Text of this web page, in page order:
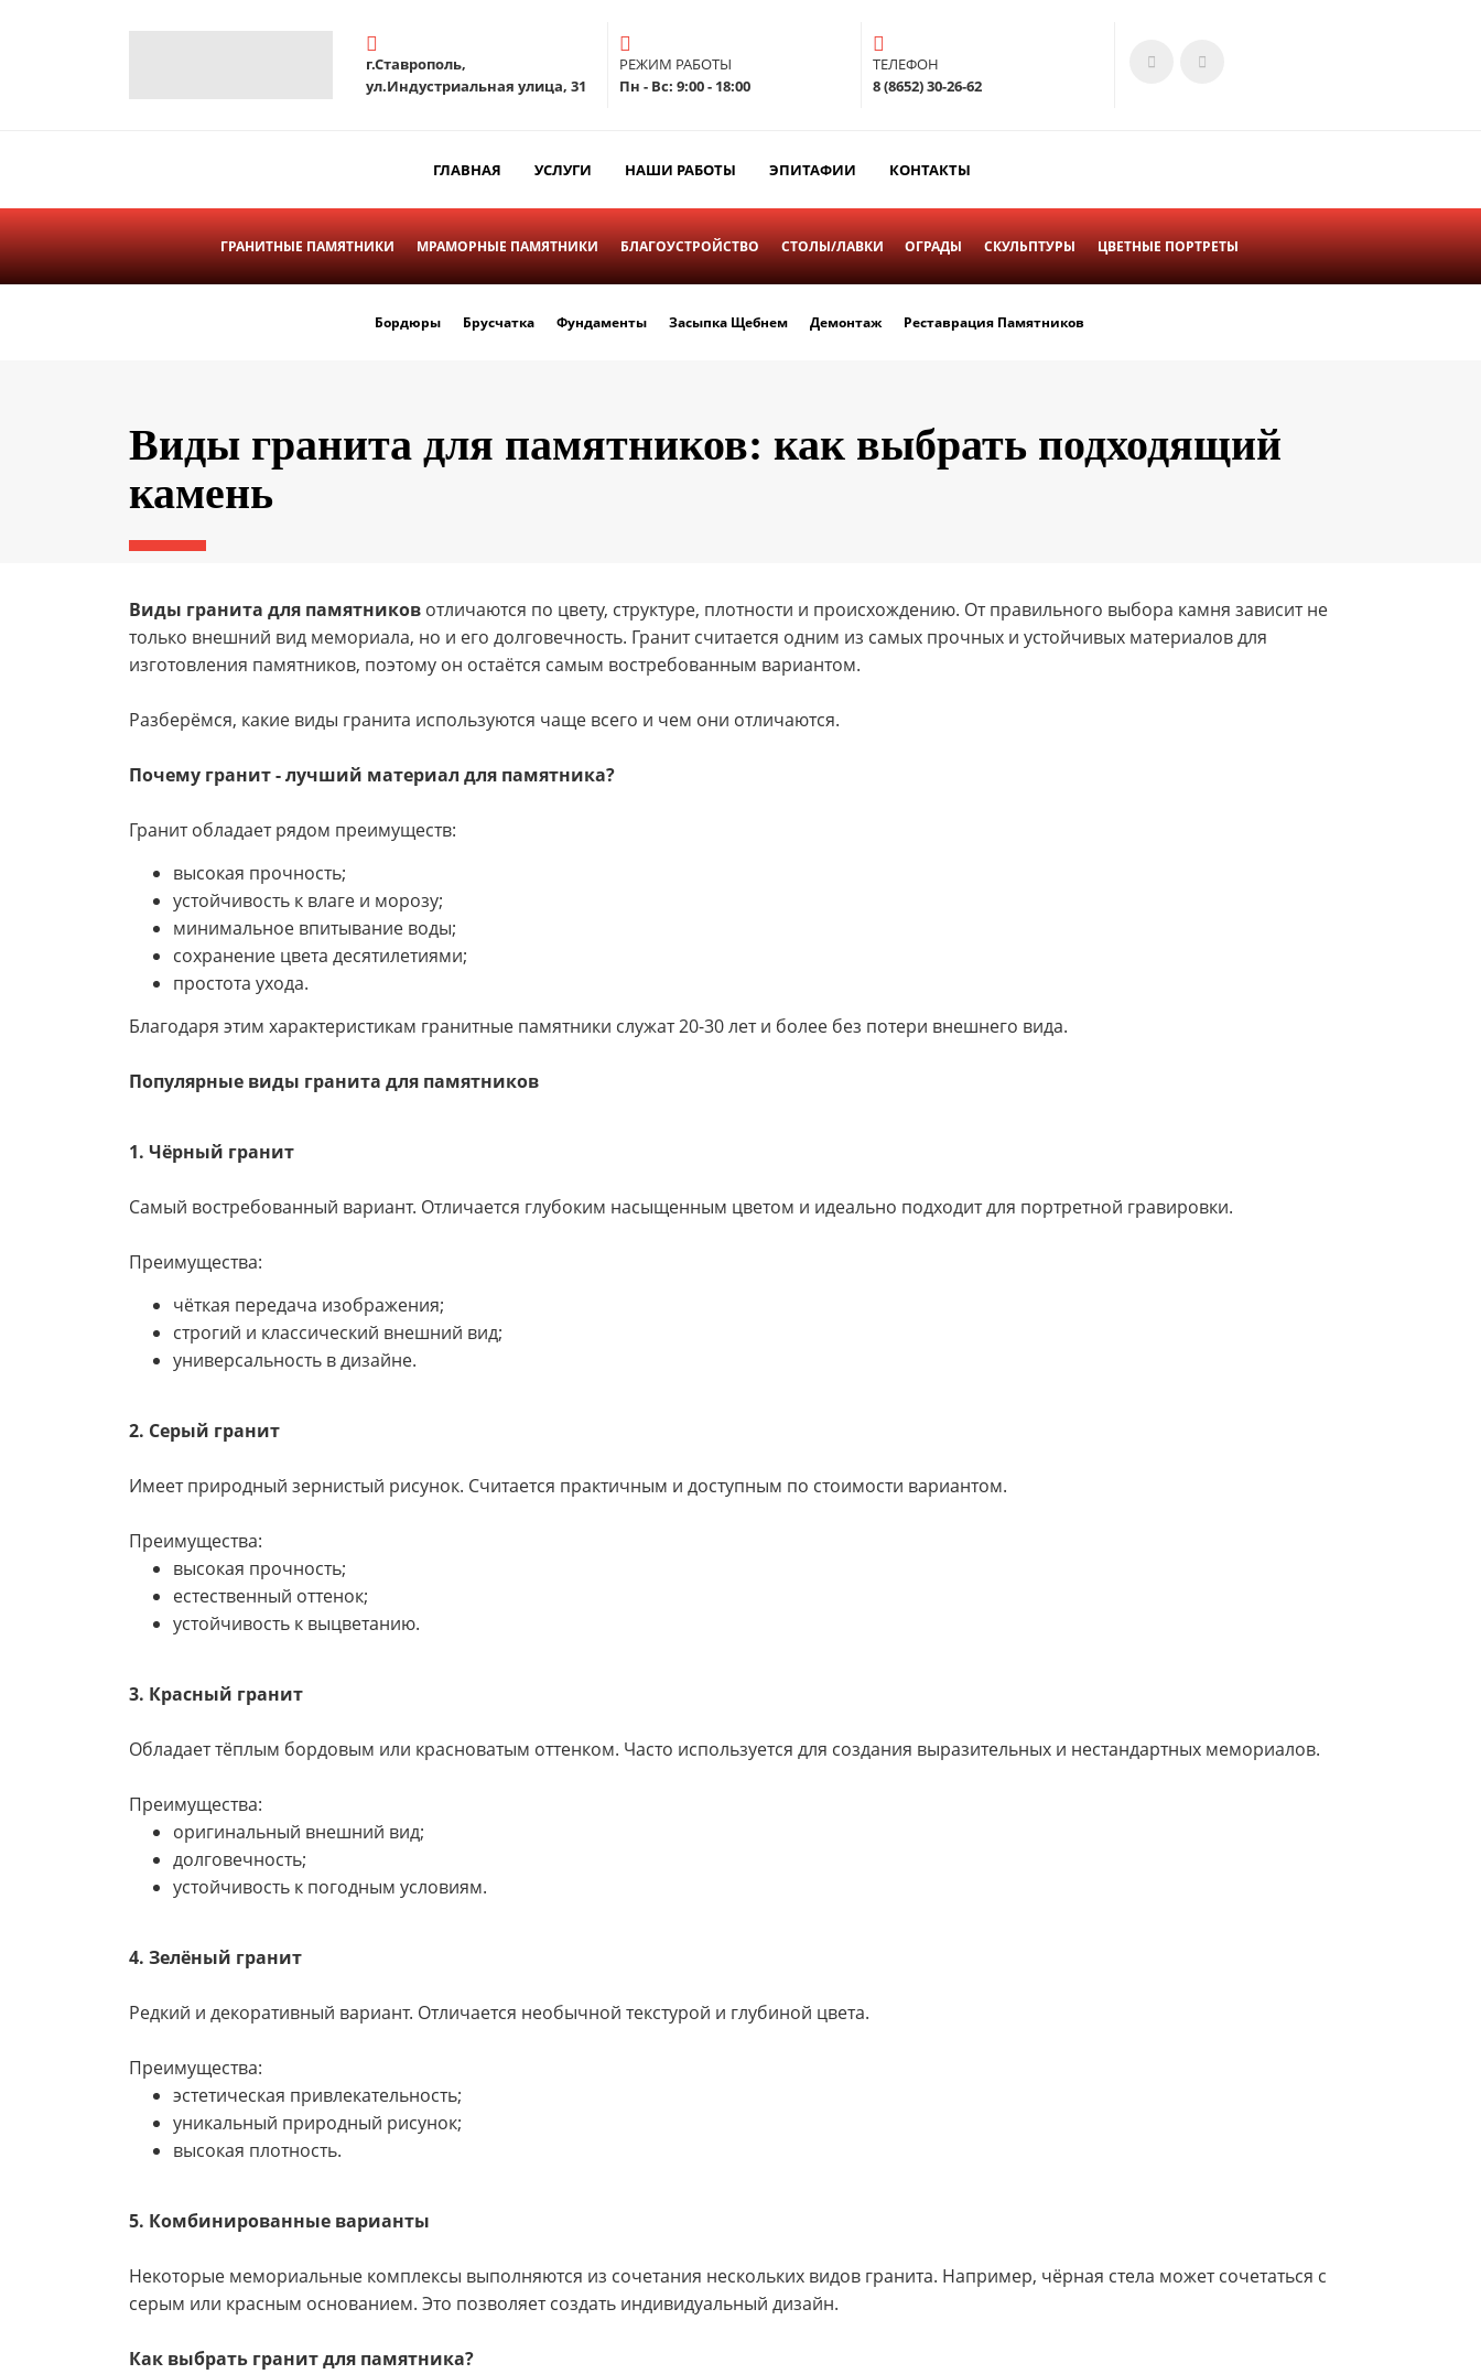
г.Ставрополь,
ул.Индустриальная улица, 31
РЕЖИМ РАБОТЫ
Пн - Вс: 9:00 - 18:00
ТЕЛЕФОН
8 (8652) 30-26-62
ГЛАВНАЯ УСЛУГИ НАШИ РАБОТЫ ЭПИТАФИИ КОНТАКТЫ
ГРАНИТНЫЕ ПАМЯТНИКИ МРАМОРНЫЕ ПАМЯТНИКИ БЛАГОУСТРОЙСТВО СТОЛЫ/ЛАВКИ ОГРАДЫ СКУЛЬПТУРЫ ЦВЕТНЫЕ ПОРТРЕТЫ
Бордюры Брусчатка Фундаменты Засыпка Щебнем Демонтаж Реставрация Памятников
Виды гранита для памятников: как выбрать подходящий
камень
Виды гранита для памятников отличаются по цвету, структуре, плотности и происхождению. От правильного выбора камня зависит не
только внешний вид мемориала, но и его долговечность. Гранит считается одним из самых прочных и устойчивых материалов для
изготовления памятников, поэтому он остаётся самым востребованным вариантом.
Разберёмся, какие виды гранита используются чаще всего и чем они отличаются.
Почему гранит - лучший материал для памятника?
Гранит обладает рядом преимуществ:
высокая прочность;
устойчивость к влаге и морозу;
минимальное впитывание воды;
сохранение цвета десятилетиями;
простота ухода.
Благодаря этим характеристикам гранитные памятники служат 20-30 лет и более без потери внешнего вида.
Популярные виды гранита для памятников
1. Чёрный гранит
Самый востребованный вариант. Отличается глубоким насыщенным цветом и идеально подходит для портретной гравировки.
Преимущества:
чёткая передача изображения;
строгий и классический внешний вид;
универсальность в дизайне.
2. Серый гранит
Имеет природный зернистый рисунок. Считается практичным и доступным по стоимости вариантом.
Преимущества:
высокая прочность;
естественный оттенок;
устойчивость к выцветанию.
3. Красный гранит
Обладает тёплым бордовым или красноватым оттенком. Часто используется для создания выразительных и нестандартных мемориалов.
Преимущества:
оригинальный внешний вид;
долговечность;
устойчивость к погодным условиям.
4. Зелёный гранит
Редкий и декоративный вариант. Отличается необычной текстурой и глубиной цвета.
Преимущества:
эстетическая привлекательность;
уникальный природный рисунок;
высокая плотность.
5. Комбинированные варианты
Некоторые мемориальные комплексы выполняются из сочетания нескольких видов гранита. Например, чёрная стела может сочетаться с
серым или красным основанием. Это позволяет создать индивидуальный дизайн.
Как выбрать гранит для памятника?